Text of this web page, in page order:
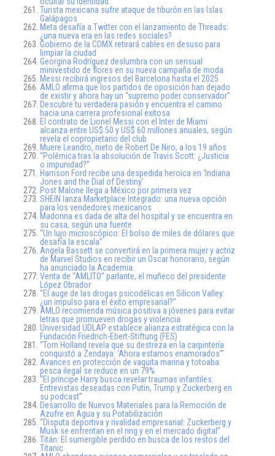
Turista mexicana sufre ataque de tiburón en las Islas
Galápagos
Meta desafía a Twitter con el lanzamiento de Threads:
¿una nueva era en las redes sociales?
Gobierno de la CDMX retirará cables en desuso para
limpiar la ciudad
Georgina Rodríguez deslumbra con un sensual
minivestido de flores en su nueva campaña de moda
Messi recibirá ingresos del Barcelona hasta el 2025
AMLO afirma que los partidos de oposición han dejado
de existir y ahora hay un “supremo poder conservador”
Descubre tu verdadera pasión y encuentra el camino
hacia una carrera profesional exitosa
El contrato de Lionel Messi con el Inter de Miami
alcanza entre US$ 50 y US$ 60 millones anuales, según
revela el copropietario del club
Muere Leandro, nieto de Robert De Niro, a los 19 años
“Polémica tras la absolución de Travis Scott: ¿Justicia
o impunidad?”
Harrison Ford recibe una despedida heroica en ‘Indiana
Jones and the Dial of Destiny’
Post Malone llega a México por primera vez
SHEIN lanza Marketplace Integrado: una nueva opción
para los vendedores mexicanos
Madonna es dada de alta del hospital y se encuentra en
su casa, según una fuente
“Un lujo microscópico: El bolso de miles de dólares que
desafía la escala”
Angela Bassett se convertirá en la primera mujer y actriz
de Marvel Studios en recibir un Oscar honorario, según
ha anunciado la Academia.
Venta de “AMLITO” parlante, el muñeco del presidente
López Obrador
“El auge de las drogas psicodélicas en Silicon Valley:
¿un impulso para el éxito empresarial?”
AMLO recomienda música positiva a jóvenes para evitar
letras que promueven drogas y violencia
Universidad UDLAP establece alianza estratégica con la
Fundación Friedrich-Ebert-Stiftung (FES)
“Tom Holland revela que su destreza en la carpintería
conquistó a Zendaya: ‘Ahora estamos enamorados'”
Avances en protección de vaquita marina y totoaba:
pesca ilegal se reduce en un 79%
“El príncipe Harry busca revelar traumas infantiles:
Entrevistas deseadas con Putin, Trump y Zuckerberg en
su podcast”
Desarrollo de Nuevos Materiales para la Remoción de
Azufre en Agua y su Potabilización
“Disputa deportiva y rivalidad empresarial: Zuckerberg y
Musk se enfrentan en el ring y en el mercado digital”
Titán: El sumergible perdido en busca de los restos del
Titanic